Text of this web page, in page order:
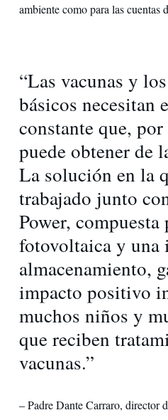
ambiente como para las cuentas
“Las vacunas y
básicos necesitan
constante que,
puede obtener de
La solución en la
trabajado junto
Power, compuesta
fotovoltaica y una
almacenamiento,
impacto positivo
muchos niños y
que reciben
vacunas.”
– Padre Dante Carraro, director